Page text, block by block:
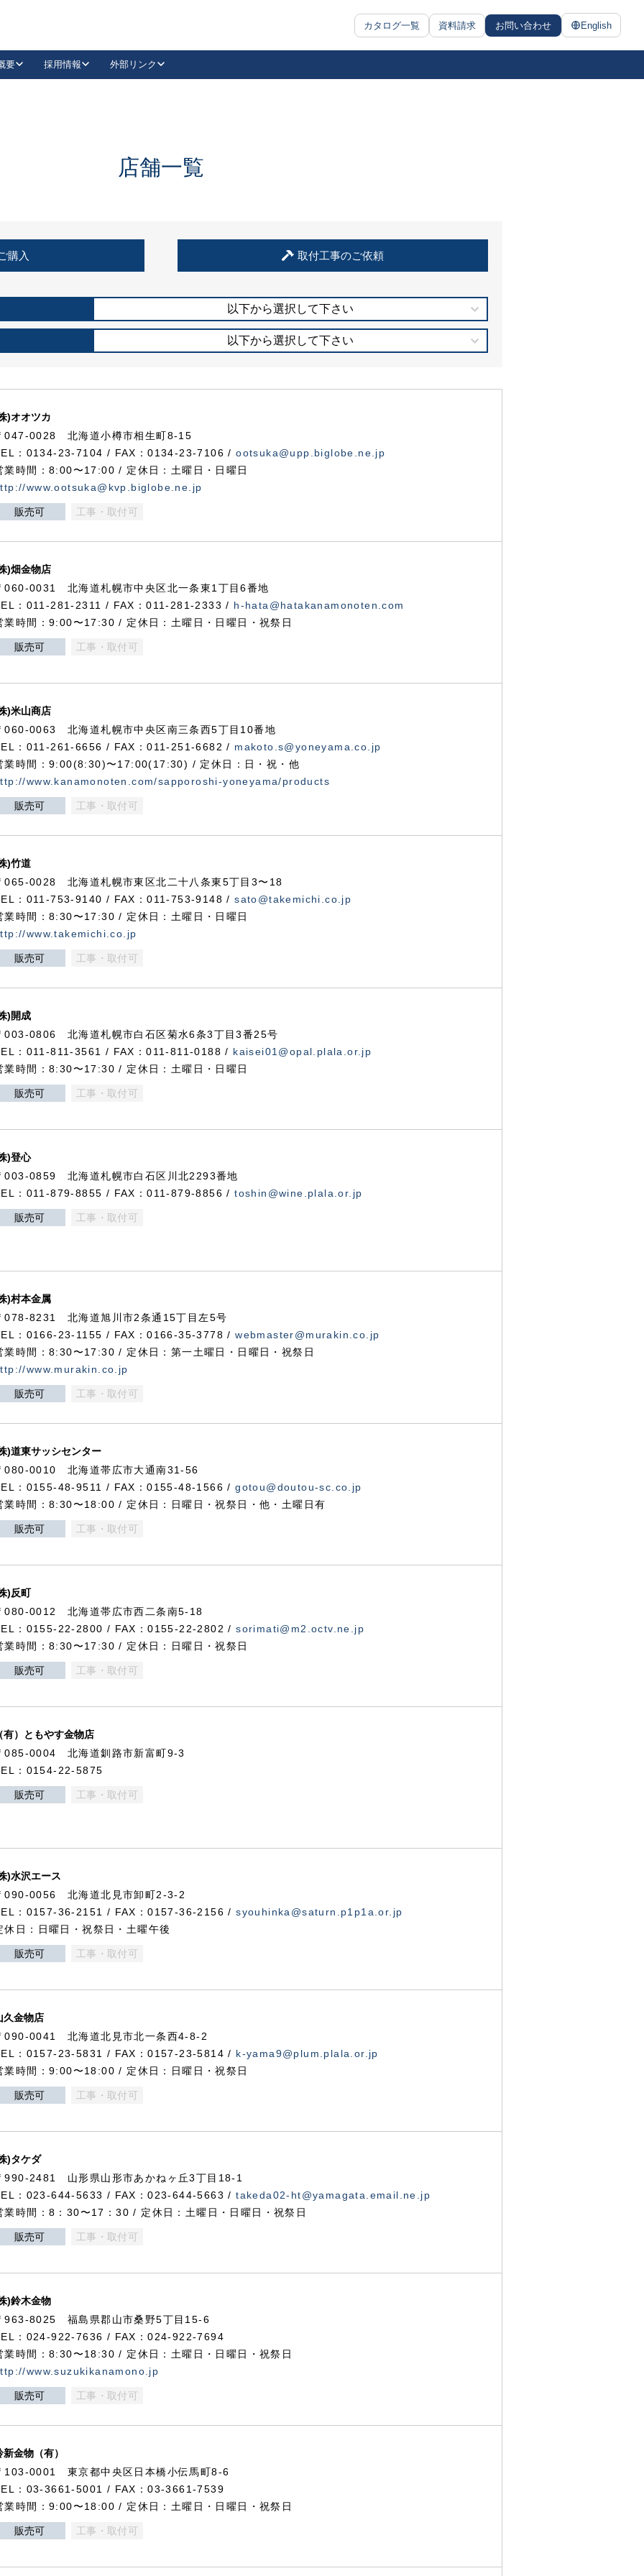
カタログ一覧 資料請求 お問い合わせ English
抗ウイルス・抗菌製品
要 採用情報 外部リンク
LinkedIn
住宅使用部材標準化推進協議会
店舗一覧
購入 取付工事のご依頼
以下から選択して下さい
以下から選択して下さい
)オオツカ
047-0028 北海道小樽市相生町8-15
：0134-23-7104 / FAX：0134-23-7106 /ootsuka@upp.biglobe.ne.jp
業時間：8:00〜17:00 / 定休日：土曜日・日曜日
www.ootsuka@kvp.biglobe.ne.jp
販売可 工事・取付可
)畑金物店
060-0031 北海道札幌市中央区北一条東1丁目6番地
：011-281-2311 / FAX：011-281-2333 / h-hata@hatakanamonoten.com
業時間：9:00〜17:30 / 定休日：土曜日・日曜日・祝祭日
販売可 工事・取付可
)米山商店
060-0063 北海道札幌市中央区南三条西5丁目10番地
：011-261-6656 / FAX：011-251-6682 / makoto.s@yoneyama.co.jp
業時間：9:00(8:30)〜17:00(17:30) / 定休日：日・祝・他
www.kanamonoten.com/sapporoshi-yoneyama/products
販売可 工事・取付可
)竹道
065-0028 北海道札幌市東区北二十八条東5丁目3〜18
：011-753-9140 / FAX：011-753-9148 /sato@takemichi.co.jp
業時間：8:30〜17:30 / 定休日：土曜日・日曜日
www.takemichi.co.jp
販売可 工事・取付可
)開成
003-0806 北海道札幌市白石区菊水6条3丁目3番25号
：011-811-3561 / FAX：011-811-0188 / kaisei01@opal.plala.or.jp
業時間：8:30〜17:30 / 定休日：土曜日・日曜日
販売可 工事・取付可
)登心
003-0859 北海道札幌市白石区川北2293番地
：011-879-8855 / FAX：011-879-8856 /toshin@wine.plala.or.jp
販売可 工事・取付可
)村本金属
078-8231 北海道旭川市2条通15丁目左5号
：0166-23-1155 / FAX：0166-35-3778 /webmaster@murakin.co.jp
業時間：8:30〜17:30 / 定休日：第一土曜日・日曜日・祝祭日
www.murakin.co.jp
販売可 工事・取付可
)道東サッシセンター
080-0010 北海道帯広市大通南31-56
：0155-48-9511 / FAX：0155-48-1566 /gotou@doutou-sc.co.jp
業時間：8:30〜18:00 / 定休日：日曜日・祝祭日・他・土曜日有
販売可 工事・取付可
)反町
080-0012 北海道帯広市西二条南5-18
：0155-22-2800 / FAX：0155-22-2802 /sorimati@m2.octv.ne.jp
業時間：8:30〜17:30 / 定休日：日曜日・祝祭日
販売可 工事・取付可
有）ともやす金物店
085-0004 北海道釧路市新富町9-3
：0154-22-5875
販売可 工事・取付可
)水沢エース
090-0056 北海道北見市卸町2-3-2
：0157-36-2151 / FAX：0157-36-2156 /syouhinka@saturn.p1p1a.or.jp
休日：日曜日・祝祭日・土曜午後
販売可 工事・取付可
久金物店
090-0041 北海道北見市北一条西4-8-2
：0157-23-5831 / FAX：0157-23-5814 / k-yama9@plum.plala.or.jp
業時間：9:00〜18:00 / 定休日：日曜日・祝祭日
販売可 工事・取付可
)タケダ
990-2481 山形県山形市あかねヶ丘3丁目18-1
：023-644-5633 / FAX：023-644-5663 /takeda02-ht@yamagata.email.ne.jp
業時間：8：30〜17：30 / 定休日：土曜日・日曜日・祝祭日
販売可 工事・取付可
)鈴木金物
963-8025 福島県郡山市桑野5丁目15-6
：024-922-7636 / FAX：024-922-7694
業時間：8:30〜18:30 / 定休日：土曜日・日曜日・祝祭日
www.suzukikanamono.jp
販売可 工事・取付可
新金物（有）
103-0001 東京都中央区日本橋小伝馬町8-6
：03-3661-5001 / FAX：03-3661-7539
業時間：9:00〜18:00 / 定休日：土曜日・日曜日・祝祭日
販売可 工事・取付可